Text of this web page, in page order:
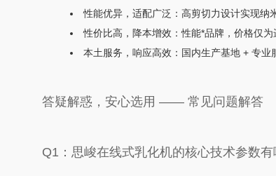
性能优异，适配广泛：高剪切力设计实现纳
性价比高，降本增效：性能*品牌，价格仅
本土服务，响应高效：国内生产基地 + 专业
答疑解惑，安心选用 —— 常见问题解答
Q1：思峻在线式乳化机的核心技术参数有